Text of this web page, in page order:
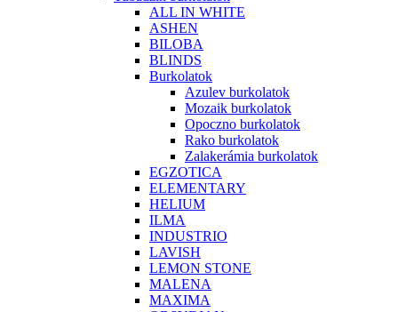
ALL IN WHITE
ASHEN
BILOBA
BLINDS
Burkolatok
Azulev burkolatok
Mozaik burkolatok
Opoczno burkolatok
Rako burkolatok
Zalakerámia burkolatok
EGZOTICA
ELEMENTARY
HELIUM
ILMA
INDUSTRIO
LAVISH
LEMON STONE
MALENA
MAXIMA